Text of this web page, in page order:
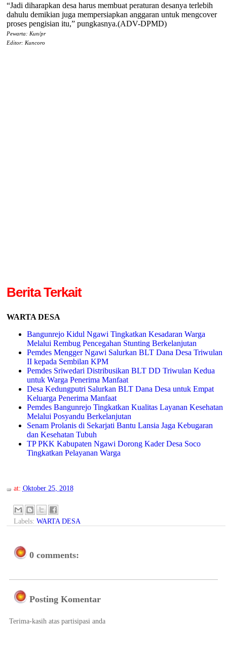
“Jadi diharapkan desa harus membuat peraturan desanya terlebih
dahulu demikian juga mempersiapkan anggaran untuk mengcover
proses pengisian itu,” pungkasnya.(ADV-DPMD)
Pewarta: Kun/pr
Editor: Kuncoro
Berita Terkait
WARTA DESA
Bangunrejo Kidul Ngawi Tingkatkan Kesadaran Warga
Melalui Rembug Pencegahan Stunting Berkelanjutan
Pemdes Mengger Ngawi Salurkan BLT Dana Desa Triwulan
II kepada Sembilan KPM
Pemdes Sriwedari Distribusikan BLT DD Triwulan Kedua
untuk Warga Penerima Manfaat
Desa Kedungputri Salurkan BLT Dana Desa untuk Empat
Keluarga Penerima Manfaat
Pemdes Bangunrejo Tingkatkan Kualitas Layanan Kesehatan
Melalui Posyandu Berkelanjutan
Senam Prolanis di Sekarjati Bantu Lansia Jaga Kebugaran
dan Kesehatan Tubuh
TP PKK Kabupaten Ngawi Dorong Kader Desa Soco
Tingkatkan Pelayanan Warga
at: Oktober 25, 2018
Labels: WARTA DESA
0 comments:
Posting Komentar
Terima-kasih atas partisipasi anda